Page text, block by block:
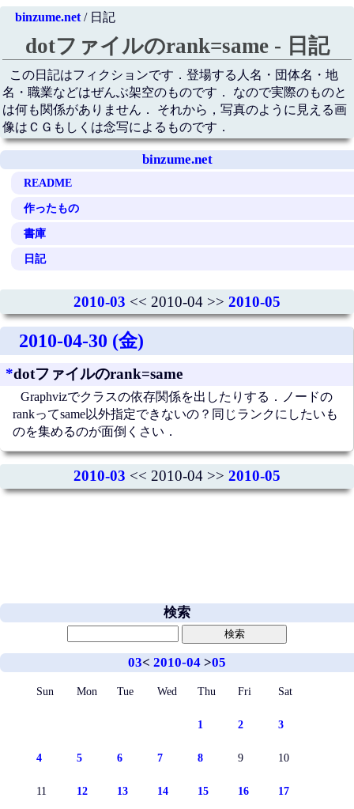
binzume.net/ 日記
dotファイルのrank=same - 日記
この日記はフィクションです．登場する人名・団体名・地
名・職業などはぜんぶ架空のものです． なので実際のものと
は何も関係がありません． それから，写真のように見える画
像はＣＧもしくは念写によるものです．
binzume.net
README
作ったもの
書庫
日記
2010-03 << 2010-04 >> 2010-05
2010-04-30 (金)
*dotファイルのrank=same
Graphvizでクラスの依存関係を出したりする．ノードの
rankってsame以外指定できないの？同じランクにしたいも
のを集めるのが面倒くさい．
2010-03 << 2010-04 >> 2010-05
検索
03< 2010-04 >05
Sun Mon Tue Wed Thu Fri Sat
1 2 3
4 5 6 7 8 9 10
11 12 13 14 15 16 17